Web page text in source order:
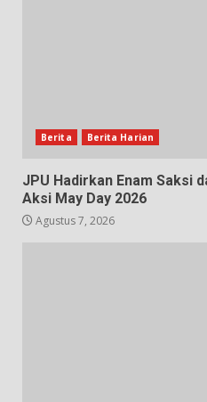
Berita Berita Harian
JPU Hadirkan Enam Saksi
Aksi May Day 2026
Agustus 7, 2026